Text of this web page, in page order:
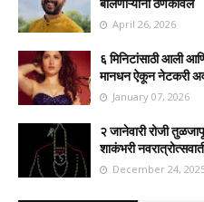
बोलणाऱ्यांना ठणकावलं
April 26, 2026
६ मिनिटांसाठी आली
मानधन ऐकून नेटकरी
January 07, 2026
२ जानेवारी रोजी
शाकंभरी
December 24,